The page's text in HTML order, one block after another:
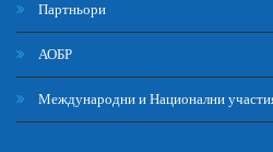
Партньори
АОБР
Международни и Национални